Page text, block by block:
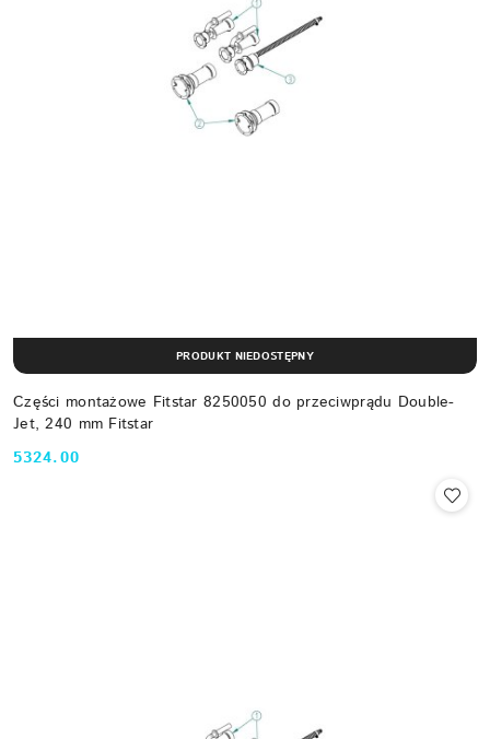
Części montażowe Fitstar 8250050 do przeciwprądu Double-
Jet, 240 mm Fitstar
Cena:
5324.00
PRODUKT NIEDOSTĘPNY